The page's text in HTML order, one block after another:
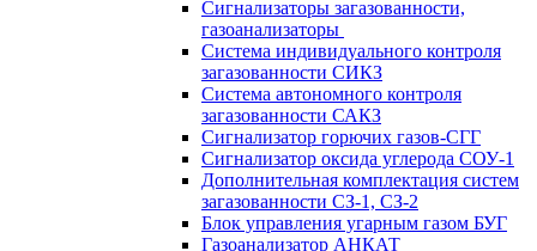
Сигнализаторы загазованности,
газоанализаторы
Система индивидуального контроля
загазованности СИКЗ
Система автономного контроля
загазованности САКЗ
Сигнализатор горючих газов-СГГ
Сигнализатор оксида углерода СОУ-1
Дополнительная комплектация систем
загазованности СЗ-1, СЗ-2
Блок управления угарным газом БУГ
Газоанализатор АНКАТ